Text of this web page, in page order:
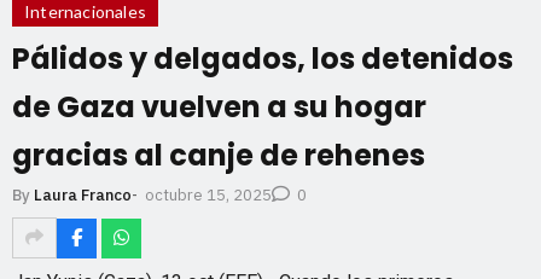
Internacionales
Pálidos y delgados, los detenidos
de Gaza vuelven a su hogar
gracias al canje de rehenes
By Laura Franco- octubre 15, 2025 0